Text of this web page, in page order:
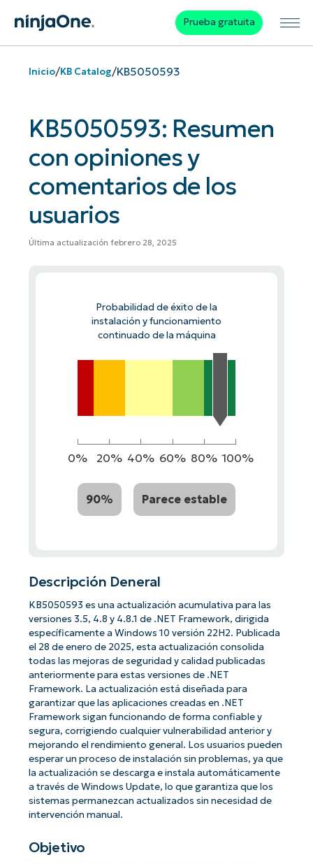
Prueba gratuita
Inicio/KB Catalog/KB5050593
KB5050593: Resumen
con opiniones y
comentarios de los
usuarios
Última actualización febrero 28, 2025
Probabilidad de éxito de la
instalación y funcionamiento
continuado de la máquina
0% 20% 40% 60% 80% 100%
90% Parece estable
Descripción Deneral
KB5050593 es una actualización acumulativa para las
versiones 3.5, 4.8 y 4.8.1 de .NET Framework, dirigida
específicamente a Windows 10 versión 22H2. Publicada
el 28 de enero de 2025, esta actualización consolida
todas las mejoras de seguridad y calidad publicadas
anteriormente para estas versiones de .NET
Framework. La actualización está diseñada para
garantizar que las aplicaciones creadas en .NET
Framework sigan funcionando de forma confiable y
segura, corrigiendo cualquier vulnerabilidad anterior y
mejorando el rendimiento general. Los usuarios pueden
esperar un proceso de instalación sin problemas, ya que
la actualización se descarga e instala automáticamente
a través de Windows Update, lo que garantiza que los
sistemas permanezcan actualizados sin necesidad de
intervención manual.
Objetivo